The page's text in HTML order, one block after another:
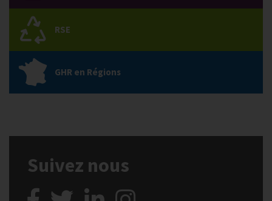
RSE
GHR en Régions
Suivez nous